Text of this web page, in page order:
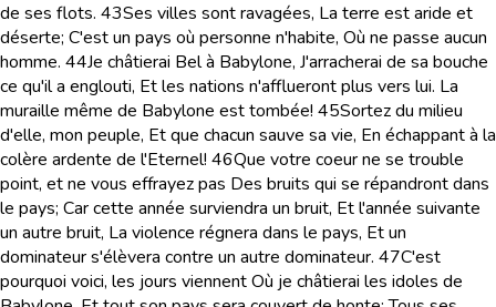
de ses flots. 43Ses villes sont ravagées, La terre est aride et
déserte; C'est un pays où personne n'habite, Où ne passe aucun
homme. 44Je châtierai Bel à Babylone, J'arracherai de sa bouche
ce qu'il a englouti, Et les nations n'afflueront plus vers lui. La
muraille même de Babylone est tombée! 45Sortez du milieu
d'elle, mon peuple, Et que chacun sauve sa vie, En échappant à la
colère ardente de l'Eternel! 46Que votre coeur ne se trouble
point, et ne vous effrayez pas Des bruits qui se répandront dans
le pays; Car cette année surviendra un bruit, Et l'année suivante
un autre bruit, La violence régnera dans le pays, Et un
dominateur s'élèvera contre un autre dominateur. 47C'est
pourquoi voici, les jours viennent Où je châtierai les idoles de